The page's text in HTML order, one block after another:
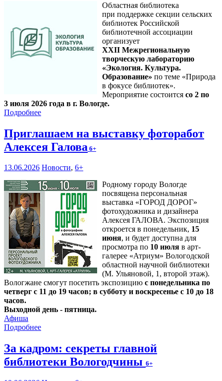
Областная библиотека
при поддержке секции сельских
библиотек Российской
библиотечной ассоциации
организует
XXII Межрегиональную
творческую лабораторию
«Экология. Культура.
Образование» по теме «Природа
в фокусе библиотек».
Мероприятие состоится со 2 по
3 июля 2026 года в г. Вологде.
Подробнее
Приглашаем на выставку фоторабот
Алексея Галова 6+
13.06.2026 Новости, 6+
Родному городу Вологде
посвящена персональная
выставка «ГОРОД ДОРОГ»
фотохудожника и дизайнера
Алексея ГАЛОВА. Экспозиция
откроется в понедельник, 15
июня, и будет доступна для
просмотра по 10 июля в арт-
галерее «Атриум» Вологодской
областной научной библиотеки
(М. Ульяновой, 1, второй этаж).
Вологжане смогут посетить экспозицию с понедельника по
четверг с 11 до 19 часов; в субботу и воскресенье с 10 до 18
часов.
Выходной день - пятница.
Афиша
Подробнее
За кадром: секреты главной
библиотеки Вологодчины 6+